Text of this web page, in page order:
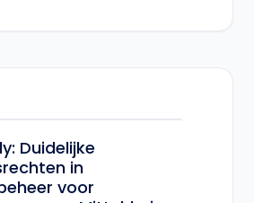
Duidelijke
in
voor